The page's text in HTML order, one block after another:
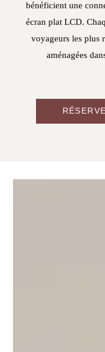
bénéficient une
écran plat LCD.
voyageurs les plus
aménagées